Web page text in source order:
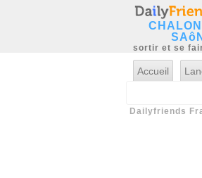
sortir et se
Accueil
Dailyfriends